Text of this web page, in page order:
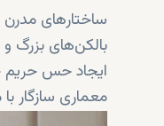
ساختارهای
بالکن‌های بزرگ
ایجاد حس حریم
معماری